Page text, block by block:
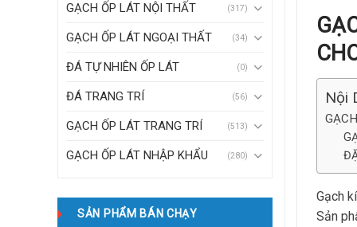
GẠCH ỐP LÁT NỘI THẤT (317)
GẠCH ỐP LÁT NGOẠI THẤT (34)
ĐÁ TỰ NHIÊN ỐP LÁT (0)
ĐÁ TRANG TRÍ (56)
GẠCH ỐP LÁT TRANG TRÍ (513)
GẠCH ỐP LÁT NHẬP KHẨU (280)
SẢN PHẨM BÁN CHẠY
Nội
Gạch
Sản